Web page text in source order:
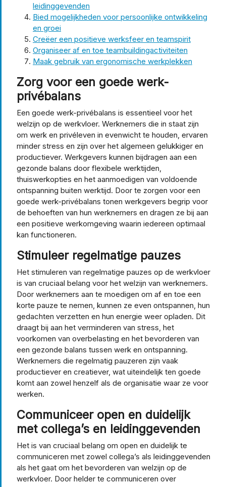
leidinggevenden
Bied mogelijkheden voor persoonlijke ontwikkeling
en groei
Creëer een positieve werksfeer en teamspirit
Organiseer af en toe teambuildingactiviteiten
Maak gebruik van ergonomische werkplekken
Zorg voor een goede werk-
privébalans
Een goede werk-privébalans is essentieel voor het
welzijn op de werkvloer. Werknemers die in staat zijn
om werk en privéleven in evenwicht te houden, ervaren
minder stress en zijn over het algemeen gelukkiger en
productiever. Werkgevers kunnen bijdragen aan een
gezonde balans door flexibele werktijden,
thuiswerkopties en het aanmoedigen van voldoende
ontspanning buiten werktijd. Door te zorgen voor een
goede werk-privébalans tonen werkgevers begrip voor
de behoeften van hun werknemers en dragen ze bij aan
een positieve werkomgeving waarin iedereen optimaal
kan functioneren.
Stimuleer regelmatige pauzes
Het stimuleren van regelmatige pauzes op de werkvloer
is van cruciaal belang voor het welzijn van werknemers.
Door werknemers aan te moedigen om af en toe een
korte pauze te nemen, kunnen ze even ontspannen, hun
gedachten verzetten en hun energie weer opladen. Dit
draagt bij aan het verminderen van stress, het
voorkomen van overbelasting en het bevorderen van
een gezonde balans tussen werk en ontspanning.
Werknemers die regelmatig pauzeren zijn vaak
productiever en creatiever, wat uiteindelijk ten goede
komt aan zowel henzelf als de organisatie waar ze voor
werken.
Communiceer open en duidelijk
met collega’s en leidinggevenden
Het is van cruciaal belang om open en duidelijk te
communiceren met zowel collega’s als leidinggevenden
als het gaat om het bevorderen van welzijn op de
werkvloer. Door helder te communiceren over